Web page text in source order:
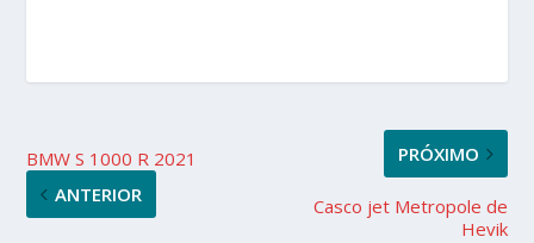
BMW S 1000 R 2021
ANTERIOR
PRÓXIMO
Casco jet Metropole de
Hevik